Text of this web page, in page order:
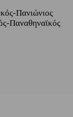
Πανιώνιος
Παναθηναϊκός